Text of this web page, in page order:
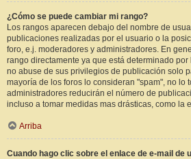
¿Cómo se puede cambiar mi rango?
Los rangos aparecen debajo del nombre de
publicaciones realizadas por el usuario o la
foro, e.j. moderadores y administradores. En
rango directamente ya que está determinado
no abuse de sus privilegios de publicación solo
mayoría de los foros lo consideran "spam", no lo
administradores reducirán el número de
incluso a tomar medidas mas drásticas, como la
Arriba
Cuando hago clic sobre el enlace de e-mail de